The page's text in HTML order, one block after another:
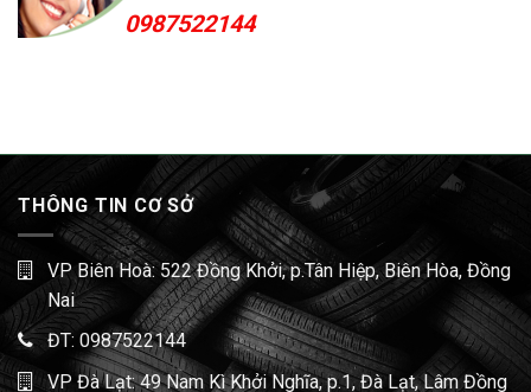
0987522144
THÔNG TIN CƠ SỞ
VP Biên Hoà: 522 Đồng Khởi, p.Tân Hiệp, Biên Hòa, Đồng
Nai
ĐT: 0987522144
VP Đà Lạt: 49 Nam Kì Khởi Nghĩa, p.1, Đà Lạt, Lâm Đồng